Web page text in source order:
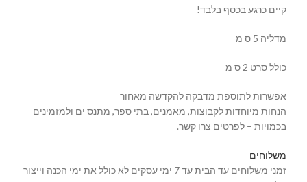
קיים כרגע בכסף בלבד!
מדליה 5 ס מ
כולל סרט 2 ס מ
אפשרות לתוספת מדבקה להקדשה מאחור
הנחות מיוחדות לקבוצות, מאמנים, בתי ספר, מתנס ים ולמזמינים
בכמויות – לפרטים צרו קשר.
משלוחים
זמני משלוחים עד הבית עד 7 ימי עסקים לא כולל את ימי הכנה וייצור